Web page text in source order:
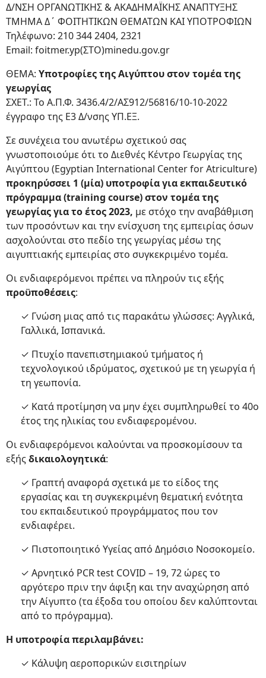
Δ/ΝΣΗ ΟΡΓΑΝΩΤΙΚΗΣ & ΑΚΑΔΗΜΑΪΚΗΣ ΑΝΑΠΤΥΞΗΣ
ΤΜΗΜΑ Δ΄ ΦΟΙΤΗΤΙΚΩΝ ΘΕΜΑΤΩΝ ΚΑΙ ΥΠΟΤΡΟΦΙΩΝ
Τηλέφωνο: 210 344 2404, 2321
Email: foitmer.yp(ΣΤΟ)minedu.gov.gr
ΘΕΜΑ: Υποτροφίες της Αιγύπτου στον τομέα της
γεωργίας
ΣΧΕΤ.: Το Α.Π.Φ. 3436.4/2/ΑΣ912/56816/10-10-2022
έγγραφο της Ε3 Δ/νσης ΥΠ.ΕΞ.
Σε συνέχεια του ανωτέρω σχετικού σας
γνωστοποιούμε ότι το Διεθνές Κέντρο Γεωργίας της
Αιγύπτου (Egyptian International Center for Atriculture)
προκηρύσσει 1 (μία) υποτροφία για εκπαιδευτικό
πρόγραμμα (training course) στον τομέα της
γεωργίας για το έτος 2023, με στόχο την αναβάθμιση
των προσόντων και την ενίσχυση της εμπειρίας όσων
ασχολούνται στο πεδίο της γεωργίας μέσω της
αιγυπτιακής εμπειρίας στο συγκεκριμένο τομέα.
Οι ενδιαφερόμενοι πρέπει να πληρούν τις εξής
προϋποθέσεις:
✓ Γνώση μιας από τις παρακάτω γλώσσες: Αγγλικά,
Γαλλικά, Ισπανικά.
✓ Πτυχίο πανεπιστημιακού τμήματος ή
τεχνολογικού ιδρύματος, σχετικού με τη γεωργία ή
τη γεωπονία.
✓ Κατά προτίμηση να μην έχει συμπληρωθεί το 40ο
έτος της ηλικίας του ενδιαφερομένου.
Οι ενδιαφερόμενοι καλούνται να προσκομίσουν τα
εξήςδικαιολογητικά:
✓ Γραπτή αναφορά σχετικά με το είδος της
εργασίας και τη συγκεκριμένη θεματική ενότητα
του εκπαιδευτικού προγράμματος που τον
ενδιαφέρει.
✓ Πιστοποιητικό Υγείας από Δημόσιο Νοσοκομείο.
✓ Αρνητικό PCR test COVID – 19, 72 ώρες το
αργότερο πριν την άφιξη και την αναχώρηση από
την Αίγυπτο (τα έξοδα του οποίου δεν καλύπτονται
από το πρόγραμμα).
Η υποτροφία περιλαμβάνει:
✓ Κάλυψη αεροπορικών εισιτηρίων